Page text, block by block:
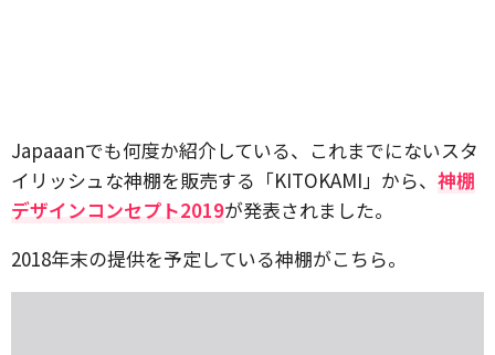
Japaaanでも何度か紹介している、これまでにないスタ
イリッシュな神棚を販売する「KITOKAMI」から、 神棚
デザインコンセプト2019が発表されました。
2018年末の提供を予定している神棚がこちら。